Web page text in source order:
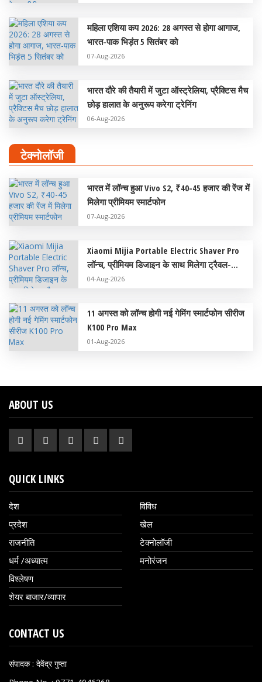
महिला एशिया कप 2026: 28 अगस्त से होगा आगाज,
भारत-पाक भिड़ंत 5 सितंबर को
07-Aug-2026
भारत दौरे की तैयारी में जुटा ऑस्ट्रेलिया, प्रैक्टिस मैच
छोड़ हालात के अनुरूप करेगा ट्रेनिंग
06-Aug-2026
टेक्नोलॉजी
भारत में लॉन्च हुआ Vivo S2, ₹40-45 हजार की रेंज में
मिलेगा प्रीमियम स्मार्टफोन
07-Aug-2026
Xiaomi Mijia Portable Electric Shaver Pro
लॉन्च, प्रीमियम डिजाइन के साथ मिलेगा ट्रैवल-
फ्रेंडली अनुभव
04-Aug-2026
11 अगस्त को लॉन्च होगी नई गेमिंग स्मार्टफोन सीरीज
K100 Pro Max
01-Aug-2026
ABOUT US
QUICK LINKS
देश
प्रदेश
राजनीति
धर्म /अध्यात्म
विश्लेषण
शेयर बाजार/व्यापार
विविध
खेल
टेक्नोलॉजी
मनोरंजन
CONTACT US
संपादक : देवेंद्र गुप्ता